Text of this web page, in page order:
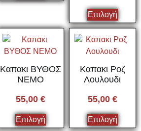
Επιλογή
Καπακι ΒΥΘΟΣ
ΝΕΜΟ
55,00 €
Επιλογή
Καπακι Ροζ
Λουλουδι
55,00 €
Επιλογή